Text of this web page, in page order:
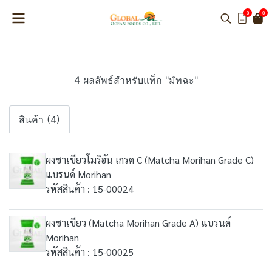
0 0
4 ผลลัพธ์สำหรับแท็ก "มัทฉะ"
สินค้า (4)
ผงชาเขียวโมริฮัน เกรด C (Matcha Morihan Grade C)
แบรนด์ Morihan
รหัสสินค้า : 15-00024
ผงชาเขียว (Matcha Morihan Grade A) แบรนด์
Morihan
รหัสสินค้า : 15-00025